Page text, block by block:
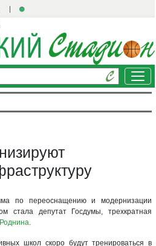
по переоснащению и модернизации
стала депутат Госдумы, трехкратная
.
школ скоро будут тренироваться в